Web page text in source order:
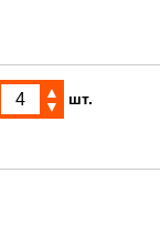
▲
▼
шт.